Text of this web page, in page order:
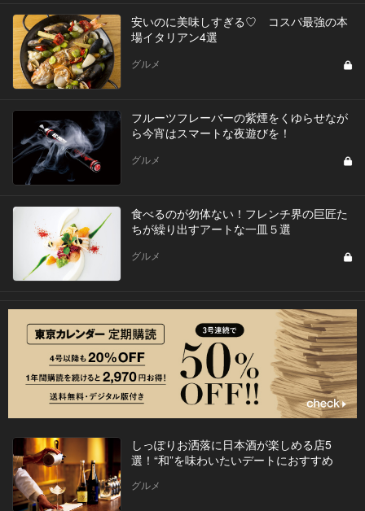
安いのに美味しすぎる♡ コスパ最強の本
場イタリアン4選
グルメ
フルーツフレーバーの紫煙をくゆらせなが
ら今宵はスマートな夜遊びを！
グルメ
食べるのが勿体ない！フレンチ界の巨匠た
ちが繰り出すアートな一皿５選
グルメ
しっぽりお洒落に日本酒が楽しめる店5
選！“和”を味わいたいデートにおすすめ
グルメ